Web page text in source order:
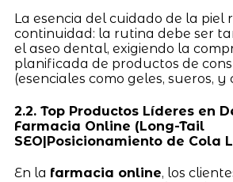
La esencia del cuidado de la piel
continuidad: la rutina debe ser
el aseo dental, exigiendo la
planificada de productos de
(esenciales como geles, sueros, y
2.2. Top Productos Líderes en
Farmacia Online (Long-Tail
SEO|Posicionamiento de Cola
En la farmacia online, los